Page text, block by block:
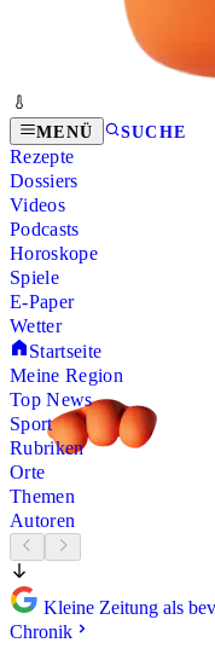
MENÜ SUCHE
Rezepte
Dossiers
Videos
Podcasts
Horoskope
Spiele
E-Paper
Wetter
Startseite
Meine Region
Top News
Sport
Rubriken
Orte
Themen
Autoren
Kleine Zeitung als
Chronik